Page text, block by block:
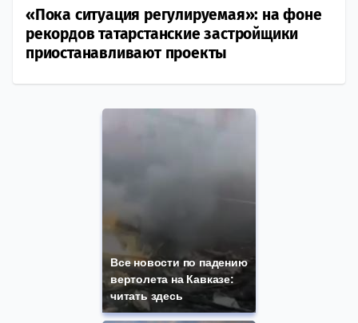
«Пока ситуация регулируемая»: на фоне
рекордов татарстанские застройщики
приостанавливают проекты
Все новости по падению
вертолета на Кавказе:
читать здесь